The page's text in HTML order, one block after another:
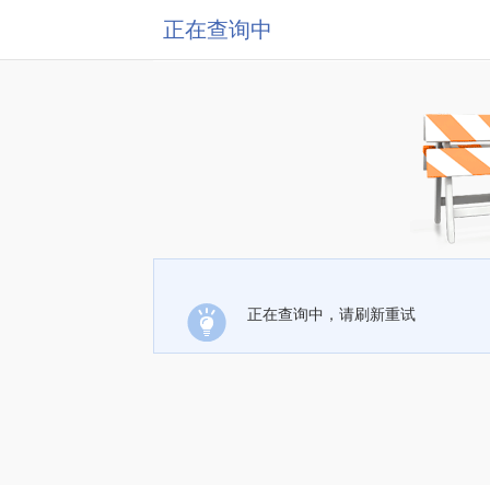
正在查询中
正在查询中，请刷新重试